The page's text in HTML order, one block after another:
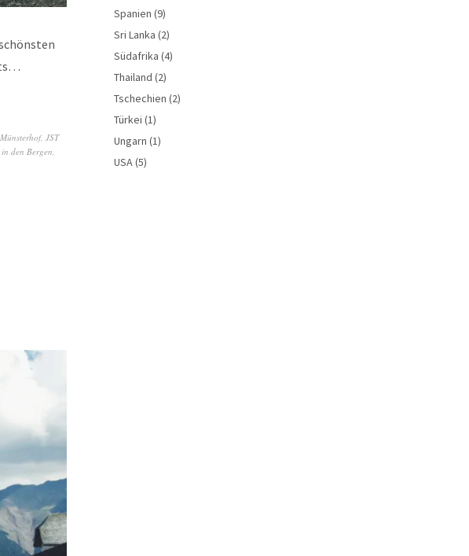
, JST
den Bergen,
Spanien (9)
Sri Lanka (2)
Südafrika (4)
Thailand (2)
Tschechien (2)
Türkei (1)
Ungarn (1)
USA(5)